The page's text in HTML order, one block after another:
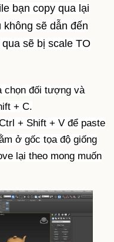
bạn copy qua lại
không sẽ dẫn đến
sẽ bị scale TO
chọn đối tượng và
+ C.
+ Shift + V để paste
ở gốc tọa độ giống
lại theo mong muốn